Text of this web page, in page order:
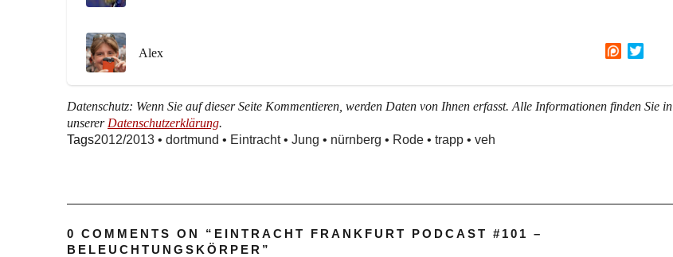
Alex
Datenschutz: Wenn Sie auf dieser Seite Kommentieren, werden Daten von Ihnen erfasst. Alle Informationen finden Sie in
unserer Datenschutzerklärung.
Tags2012/2013 • dortmund • Eintracht• Jung • nürnberg • Rode • trapp • veh
0 COMMENTS ON “ EINTRACHT FRANKFURT PODCAST #101 –
BELEUCHTUNGSKÖRPER ”